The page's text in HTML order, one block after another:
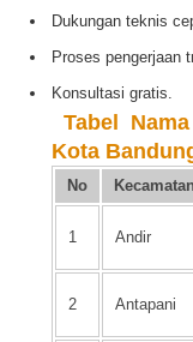
Dukungan teknis
Proses pengerjaan
Konsultasi gratis.
Tabel
Kota
No Kecamatan
1 Andir
2 Antapani